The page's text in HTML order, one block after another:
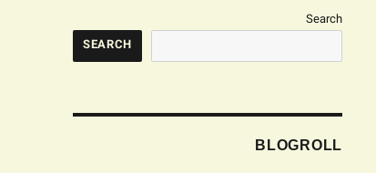
Search
SEARCH
BLOGROLL